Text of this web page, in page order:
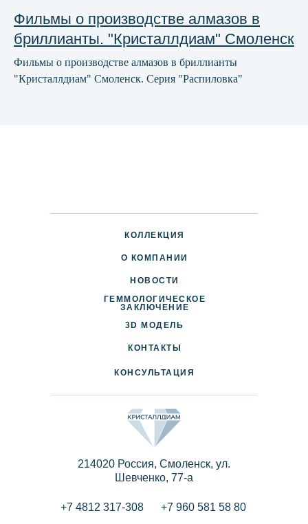
Фильмы о производстве алмазов в
бриллианты. "Кристаллдиам" Смоленск
Фильмы о производстве алмазов в бриллианты
"Кристаллдиам" Смоленск. Серия "Распиловка"
214020 Россия, Смоленск, ул.
Шевченко, 77-a
+7 4812 317-308 +7 960 581 58 80
КОНТАКТЫ
КОЛЛЕКЦИЯ
НОВОСТИ
О КОМПАНИИ
ДОСТАВКА И ОПЛАТА
ПАРТНЕРАМ
3D МОДЕЛЬ
КОНСУЛЬТАЦИЯ
ГЕММОЛОГИЧЕСКОЕ
ЗАКЛЮЧЕНИЕ